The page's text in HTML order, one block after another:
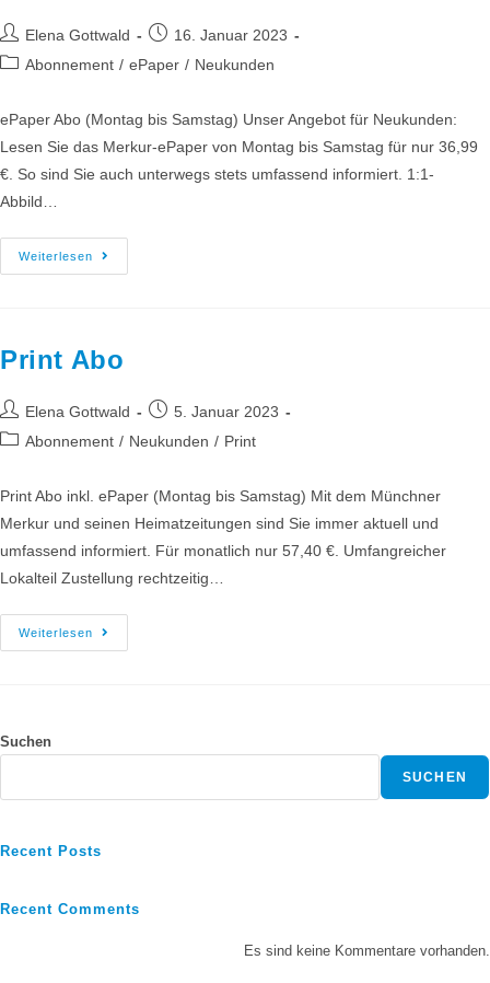
Elena Gottwald
16. Januar 2023
Abonnement / ePaper / Neukunden
ePaper Abo (Montag bis Samstag) Unser Angebot für Neukunden:
Lesen Sie das Merkur-ePaper von Montag bis Samstag für nur 36,99
€. So sind Sie auch unterwegs stets umfassend informiert. 1:1-
Abbild…
Weiterlesen
Print Abo
Elena Gottwald
5. Januar 2023
Abonnement / Neukunden / Print
Print Abo inkl. ePaper (Montag bis Samstag) Mit dem Münchner
Merkur und seinen Heimatzeitungen sind Sie immer aktuell und
umfassend informiert. Für monatlich nur 57,40 €. Umfangreicher
Lokalteil Zustellung rechtzeitig…
Weiterlesen
Suchen
SUCHEN
Recent Posts
Recent Comments
Es sind keine Kommentare vorhanden.